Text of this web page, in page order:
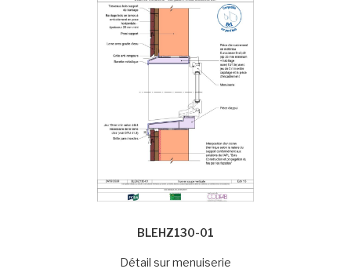
BLEHZ130-01
Détail sur menuiserie